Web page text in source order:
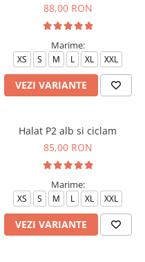
88,00 RON
Marime:
XS S M L XL XXL
VEZI VARIANTE
Halat P2 alb si ciclam
85,00 RON
Marime:
XS S M L XL XXL
VEZI VARIANTE